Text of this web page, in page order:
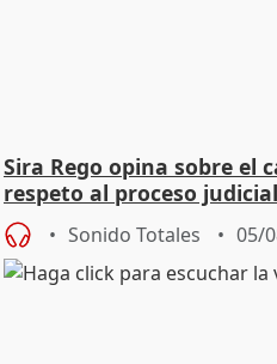
Sira Rego opina sobre el
respeto al proceso
Sonido Totales 05/